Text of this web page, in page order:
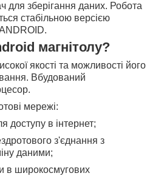
для зберігання даних. Робота
стабільною версією
магнітолу?
якості та можливості його
Вбудований
мережі:
доступу в інтернет;
з'єднання з
даними;
в широкосмугових